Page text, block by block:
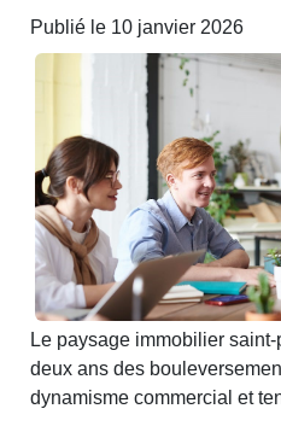
Publié le 10 janvier 2026
Le paysage immobilier
deux ans des
dynamisme commercial et